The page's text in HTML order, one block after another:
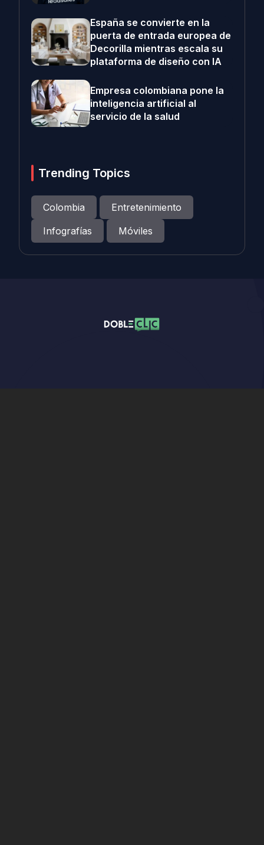
España se convierte en la
puerta de entrada europea de
Decorilla mientras escala su
plataforma de diseño con IA
Empresa colombiana pone la
inteligencia artificial al
servicio de la salud
Trending Topics
Colombia
Entretenimiento
Infografías
Móviles